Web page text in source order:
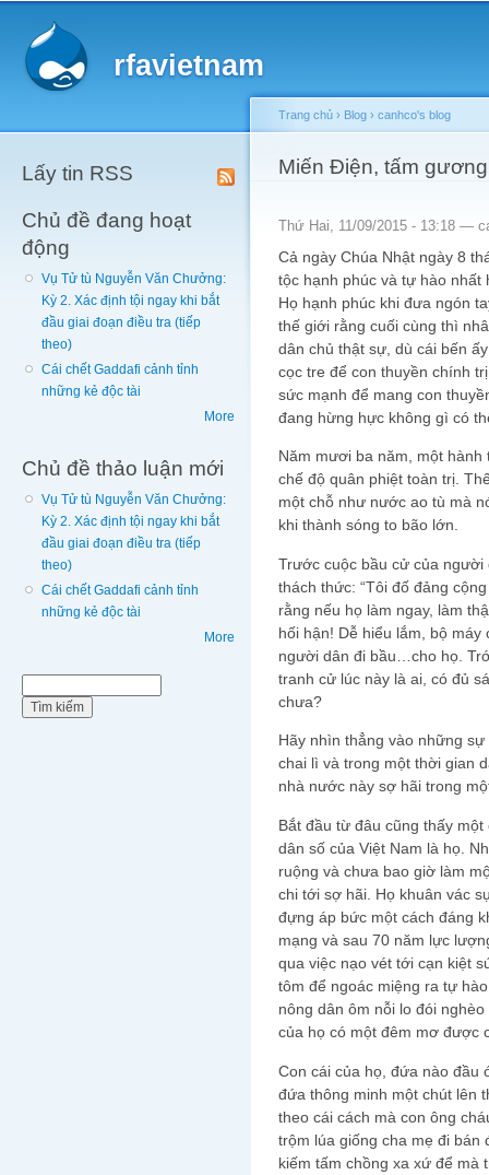
rfavietnam
Lấy tin RSS
Chủ đề đang hoạt
động
Vụ Tử tù Nguyễn Văn Chưởng:
Kỳ 2. Xác định tội ngay khi bắt
đầu giai đoạn điều tra (tiếp
theo)
Cái chết Gaddafi cảnh tỉnh
những kẻ độc tài
More
Chủ đề thảo luận mới
Vụ Tử tù Nguyễn Văn Chưởng:
Kỳ 2. Xác định tội ngay khi bắt
đầu giai đoạn điều tra (tiếp
theo)
Cái chết Gaddafi cảnh tỉnh
những kẻ độc tài
More
You are here
Trang chủ › Blog › canhco's blog
Miến Điện, tấm
Thứ Hai, 11/09/2015 - 13:18 —
Cả ngày Chúa Nhật ngày 8
tộc hạnh phúc và tự hào nhất
Họ hạnh phúc khi đưa ngón
thế giới rằng cuối cùng thì
dân chủ thật sự, dù cái bến
cọc tre để con thuyền chính
sức mạnh để mang con
đang hừng hực không gì có
Năm mươi ba năm, một
chế độ quân phiệt toàn trị.
một chỗ như nước ao tù mà
khi thành sóng to bão lớn.
Trước cuộc bầu cử của
thách thức: “Tôi đố đảng
rằng nếu họ làm ngay, làm
hối hận! Dễ hiểu lắm, bộ
người dân đi bầu…cho họ.
tranh cử lúc này là ai, có đủ
chưa?
Hãy nhìn thẳng vào những
chai lì và trong một thời gian
nhà nước này sợ hãi trong
Bắt đầu từ đâu cũng thấy
dân số của Việt Nam là họ.
ruộng và chưa bao giờ làm
chi tới sợ hãi. Họ khuân vác
đựng áp bức một cách đáng
mạng và sau 70 năm lực
qua việc nạo vét tới cạn kiệt
tôm để ngoác miệng ra tự
nông dân ôm nỗi lo đói
của họ có một đêm mơ được
Con cái của họ, đứa nào đầu
đứa thông minh một chút lên
theo cái cách mà con ông
trộm lúa giống cha mẹ đi
kiếm tấm chồng xa xứ để mà